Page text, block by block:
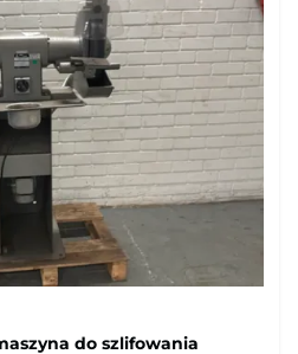
do szlifowania